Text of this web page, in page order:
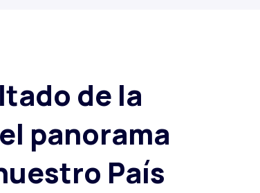
de la
panorama
País